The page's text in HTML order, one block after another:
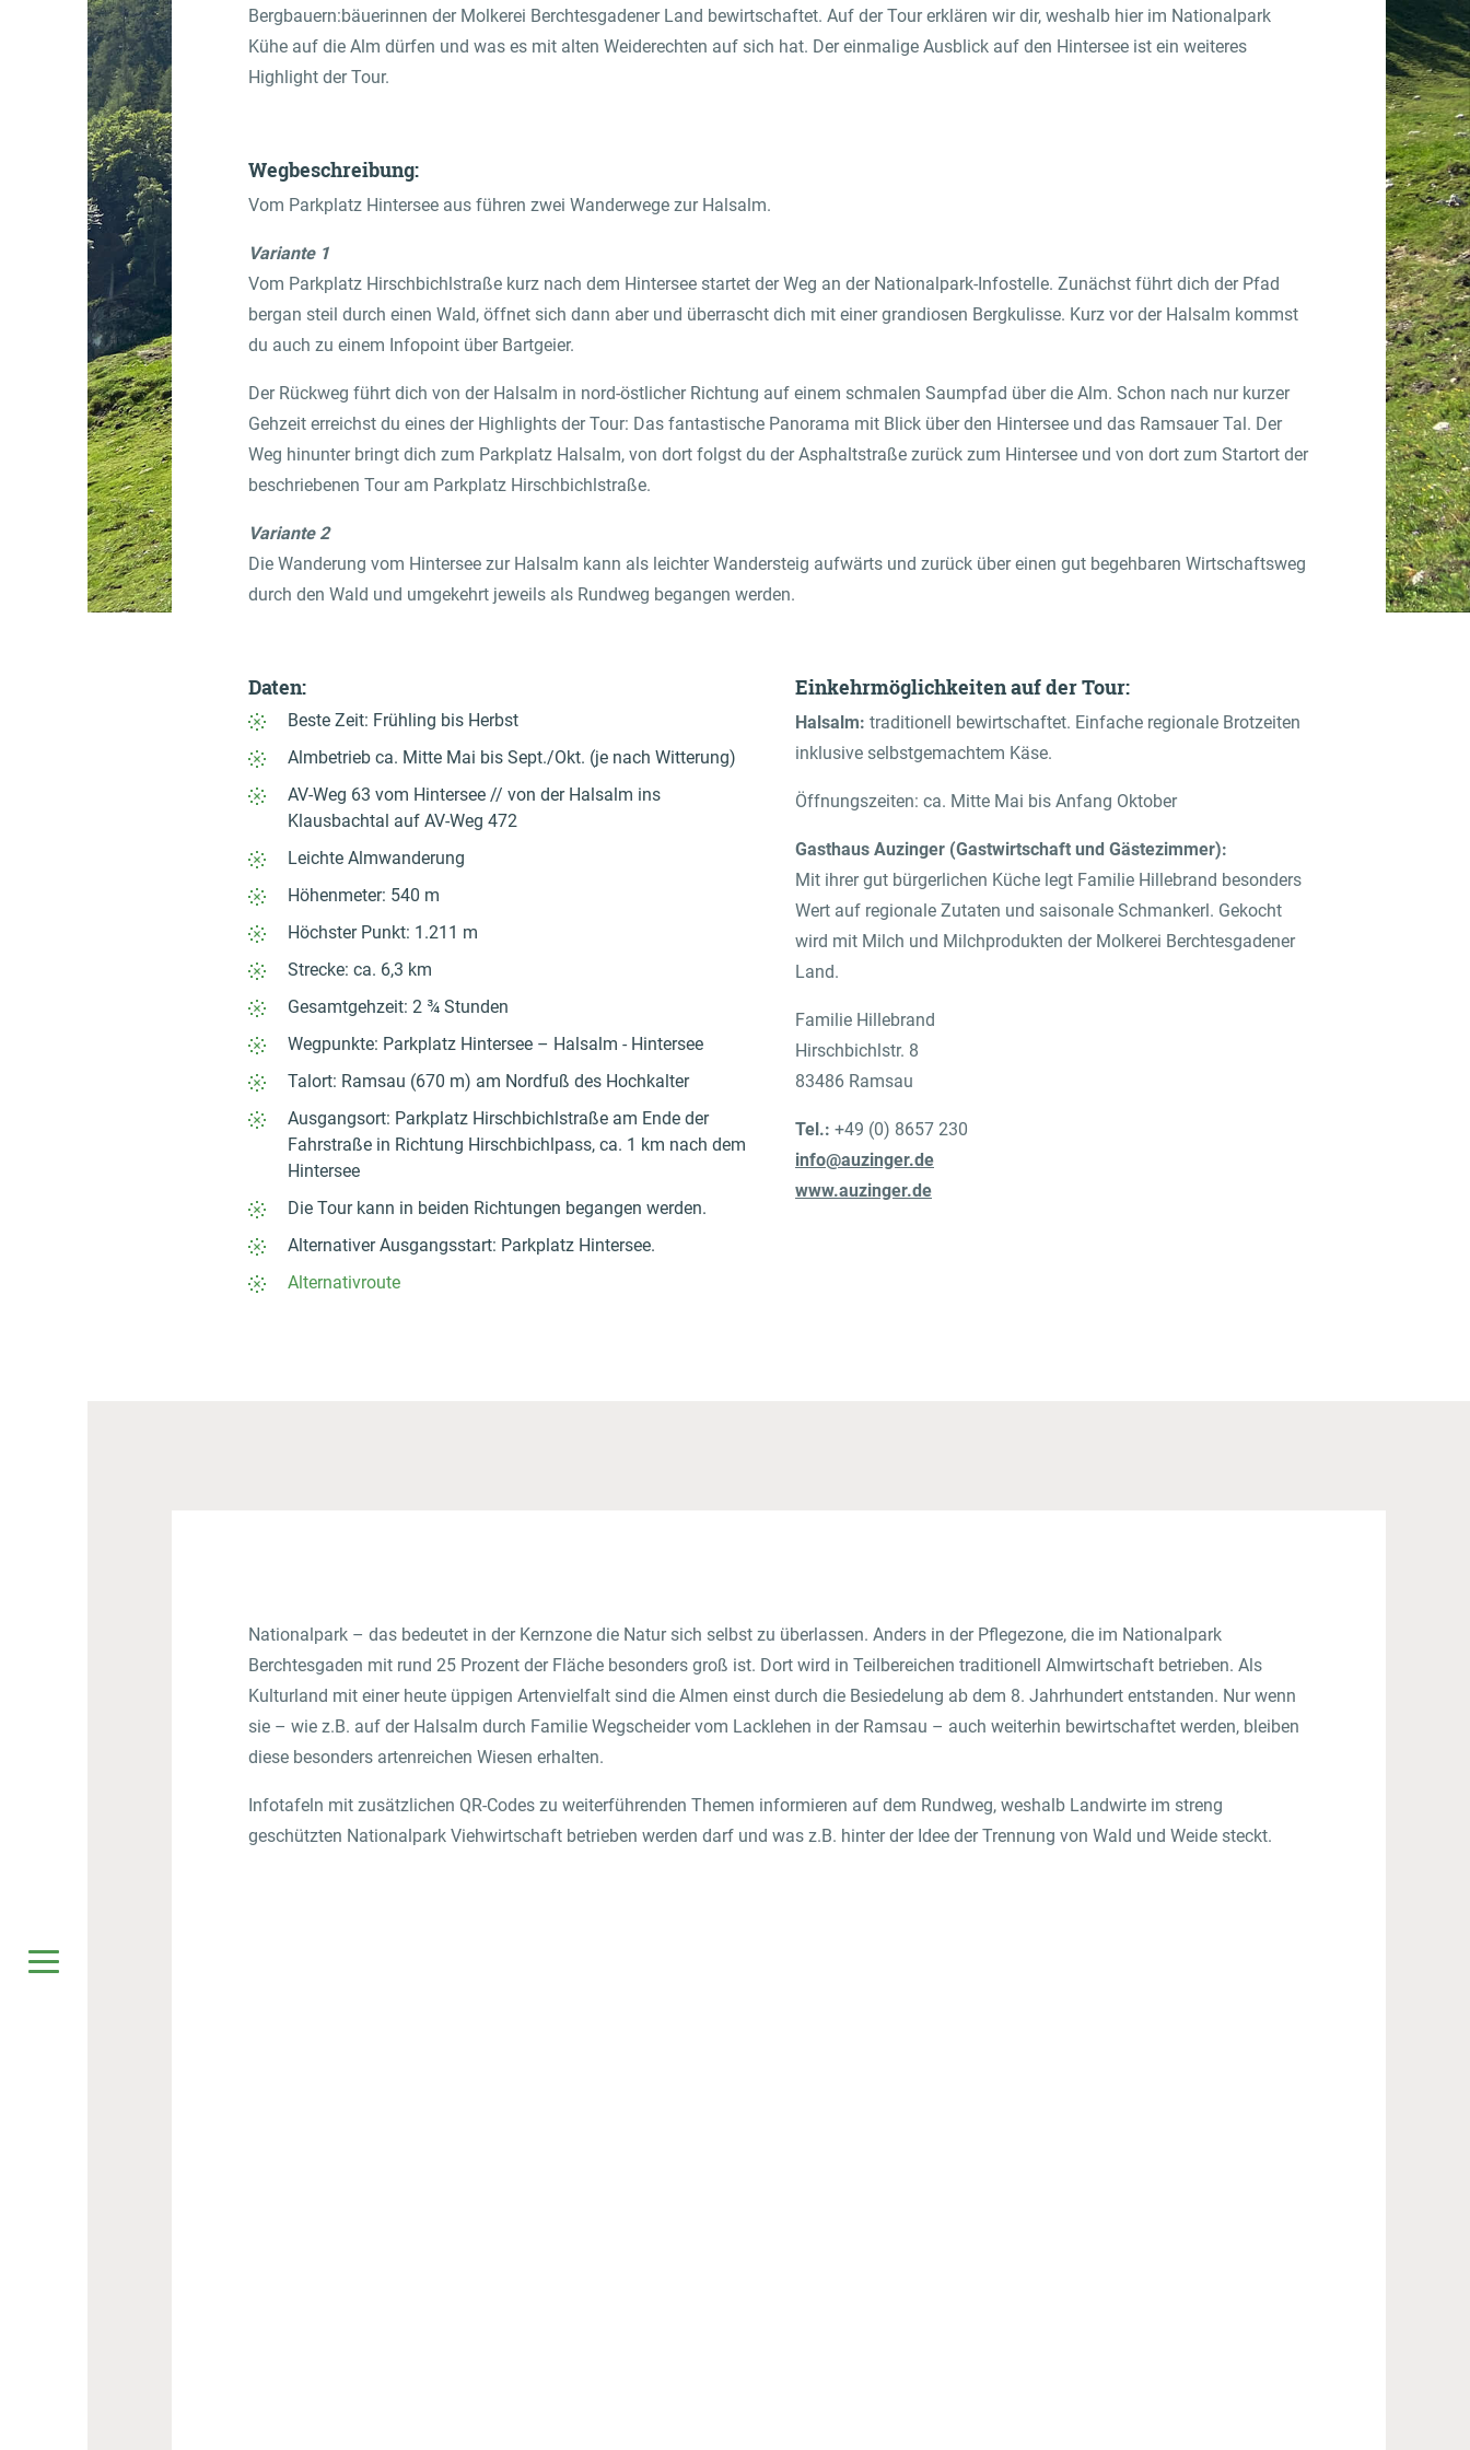
Bergbauern:bäuerinnen der Molkerei Berchtesgadener Land bewirtschaftet. Auf der Tour erklären wir dir, weshalb hier im Nationalpark
Kühe auf die Alm dürfen und was es mit alten Weiderechten auf sich hat. Der einmalige Ausblick auf den Hintersee ist ein weiteres
Highlight der Tour.
Wegbeschreibung:
Vom Parkplatz Hintersee aus führen zwei Wanderwege zur Halsalm.
Variante 1
Vom Parkplatz Hirschbichlstraße kurz nach dem Hintersee startet der Weg an der Nationalpark-Infostelle. Zunächst führt dich der Pfad
bergan steil durch einen Wald, öffnet sich dann aber und überrascht dich mit einer grandiosen Bergkulisse. Kurz vor der Halsalm kommst
du auch zu einem Infopoint über Bartgeier.
Der Rückweg führt dich von der Halsalm in nord-östlicher Richtung auf einem schmalen Saumpfad über die Alm. Schon nach nur kurzer
Gehzeit erreichst du eines der Highlights der Tour: Das fantastische Panorama mit Blick über den Hintersee und das Ramsauer Tal. Der
Weg hinunter bringt dich zum Parkplatz Halsalm, von dort folgst du der Asphaltstraße zurück zum Hintersee und von dort zum Startort der
beschriebenen Tour am Parkplatz Hirschbichlstraße.
Variante 2
Die Wanderung vom Hintersee zur Halsalm kann als leichter Wandersteig aufwärts und zurück über einen gut begehbaren Wirtschaftsweg
durch den Wald und umgekehrt jeweils als Rundweg begangen werden.
Daten:
Beste Zeit: Frühling bis Herbst
Almbetrieb ca. Mitte Mai bis Sept./Okt. (je nach Witterung)
AV-Weg 63 vom Hintersee // von der Halsalm ins
Klausbachtal auf AV-Weg 472
Leichte Almwanderung
Höhenmeter: 540 m
Höchster Punkt: 1.211 m
Strecke: ca. 6,3 km
Gesamtgehzeit: 2 ¾ Stunden
Wegpunkte: Parkplatz Hintersee – Halsalm - Hintersee
Talort: Ramsau (670 m) am Nordfuß des Hochkalter
Ausgangsort: Parkplatz Hirschbichlstraße am Ende der
Fahrstraße in Richtung Hirschbichlpass, ca. 1 km nach dem
Hintersee
Die Tour kann in beiden Richtungen begangen werden.
Alternativer Ausgangsstart: Parkplatz Hintersee.
Alternativroute
Einkehrmöglichkeiten auf der Tour:
Halsalm: traditionell bewirtschaftet. Einfache regionale Brotzeiten
inklusive selbstgemachtem Käse.
Öffnungszeiten: ca. Mitte Mai bis Anfang Oktober
Gasthaus Auzinger (Gastwirtschaft und Gästezimmer):
Mit ihrer gut bürgerlichen Küche legt Familie Hillebrand besonders
Wert auf regionale Zutaten und saisonale Schmankerl. Gekocht
wird mit Milch und Milchprodukten der Molkerei Berchtesgadener
Land.
Familie Hillebrand
Hirschbichlstr. 8
83486 Ramsau
Tel.: +49 (0) 8657 230
info@auzinger.de
www.auzinger.de
Nationalpark – das bedeutet in der Kernzone die Natur sich selbst zu überlassen. Anders in der Pflegezone, die im Nationalpark
Berchtesgaden mit rund 25 Prozent der Fläche besonders groß ist. Dort wird in Teilbereichen traditionell Almwirtschaft betrieben. Als
Kulturland mit einer heute üppigen Artenvielfalt sind die Almen einst durch die Besiedelung ab dem 8. Jahrhundert entstanden. Nur wenn
sie – wie z.B. auf der Halsalm durch Familie Wegscheider vom Lacklehen in der Ramsau – auch weiterhin bewirtschaftet werden, bleiben
diese besonders artenreichen Wiesen erhalten.
Infotafeln mit zusätzlichen QR-Codes zu weiterführenden Themen informieren auf dem Rundweg, weshalb Landwirte im streng
geschützten Nationalpark Viehwirtschaft betrieben werden darf und was z.B. hinter der Idee der Trennung von Wald und Weide steckt.